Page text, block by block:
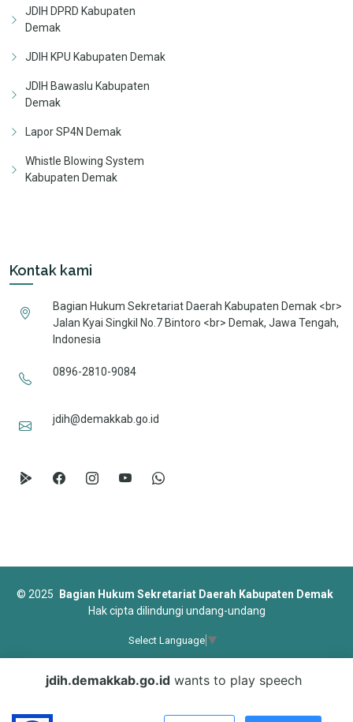
JDIH DPRD Kabupaten
Demak
JDIH KPU Kabupaten Demak
JDIH Bawaslu Kabupaten
Demak
Lapor SP4N Demak
Whistle Blowing System
Kabupaten Demak
Kontak kami
Bagian Hukum Sekretariat Daerah Kabupaten Demak <br>
Jalan Kyai Singkil No.7 Bintoro <br> Demak, Jawa Tengah,
Indonesia
0896-2810-9084
jdih@demakkab.go.id
© 2025
Bagian Hukum Sekretariat Daerah Kabupaten Demak
Hak cipta dilindungi undang-undang
Select Language ▼
jdih.demakkab.go.idwants to play speech